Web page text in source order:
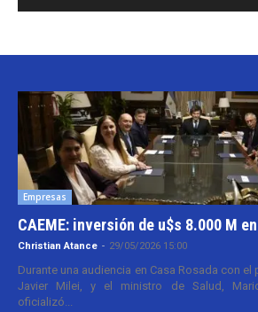
Empresas
CAEME: inversión de u$s 8.000 M
Christian Atance - 29/05/2026 15:00
Durante una audiencia en Casa Rosada con el
Javier Milei, y el ministro de Salud,
oficializó...